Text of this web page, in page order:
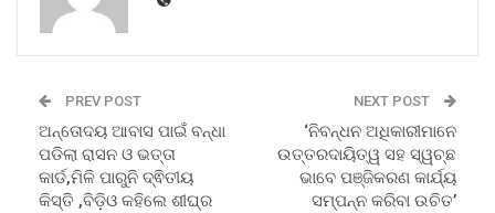
PREV POST
ଅନ୍ତୋଦୟ ଆବାସ ପାଇଁ ବନ୍ଧା
ପଡିଲା ରାସନ ଓ ଭତ୍ତା
କାର୍ଡ,ମିଳି ପାରୁନି ଦ୍ଵିତୀୟ
କିସ୍ତି ,ବିଡ଼ିଓ କହିଲେ ଶୀଘ୍ର
NEXT POST
‘ନିବନ୍ଧନ ଅଧିକାରୀମାନେ
ଉତ୍ତରଦାୟିତ୍ୱ ସହ ସ୍ୱଚ୍ଛ
ଭାବେ ପଞ୍ଜିକରଣ କାର୍ଯ୍ୟ
ସମ୍ପନ୍ନ କରିବା ଉଚିତ’